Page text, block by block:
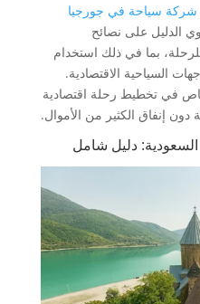
شركة سياحة في جورجيا
الدليل على نصائح
بما في ذلك استخدام
السياحية الاقتصادية.
في تخطيط رحلة اقتصادية
إنفاق الكثير من الأموال.
دليل شامل